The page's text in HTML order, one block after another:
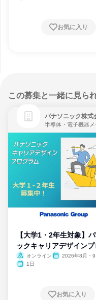
お気に入り
この募集と一緒に見ら
パナソニック株式
半導体・電子機器メ
【大学1・2年生対象】
ックキャリアデザインプ
ム
オンライン
2026年8月・9
1日
お気に入り